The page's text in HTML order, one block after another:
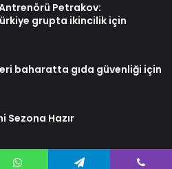
Petrakov:
grupta ikincilik için
baharatta gıda güvenliği için
Sezona Hazır